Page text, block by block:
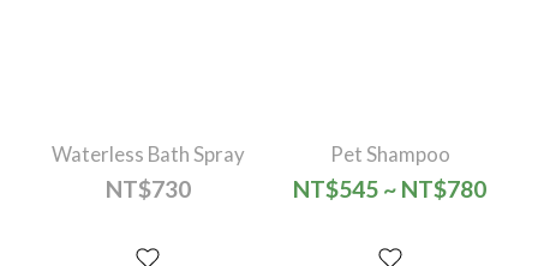
Waterless Bath Spray
NT$730
Pet Shampoo
NT$545 ~ NT$780